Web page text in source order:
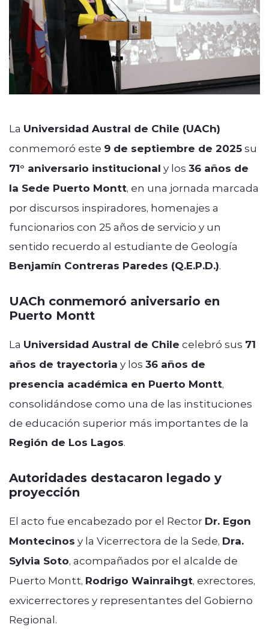
La Universidad Austral de Chile (UACh)
conmemoró este 9 de septiembre de 2025su
71° aniversario institucional y los 36 años de
la Sede Puerto Montt, en una jornada marcada
por discursos inspiradores, homenajes a
funcionarios con 25 años de servicio y un
sentido recuerdo al estudiante de Geología
Benjamín Contreras Paredes (Q.E.P.D.).
UACh conmemoró aniversario en
Puerto Montt
La Universidad Austral de Chile celebró sus 71
años de trayectoria y los 36 años de
presencia académica en Puerto Montt,
consolidándose como una de las instituciones
de educación superior más importantes de la
Región de Los Lagos.
Autoridades destacaron legado y
proyección
El acto fue encabezado por el Rector Dr. Egon
Montecinos y la Vicerrectora de la Sede, Dra.
Sylvia Soto, acompañados por el alcalde de
Puerto Montt, Rodrigo Wainraihgt, exrectores,
exvicerrectores y representantes del Gobierno
Regional.